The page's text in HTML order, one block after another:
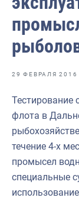
Выставки и
Научно-
Отрасль в
Большая
События в
29 ФЕВРАЛЯ 2016
Тестирование
флота в
течение 4-х
промысел
специальные